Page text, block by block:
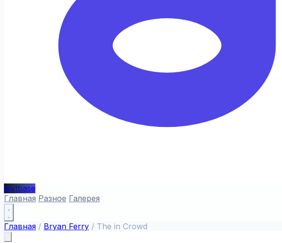
textbase
Главная Разное Галерея
Главная / Bryan Ferry / The in Crowd